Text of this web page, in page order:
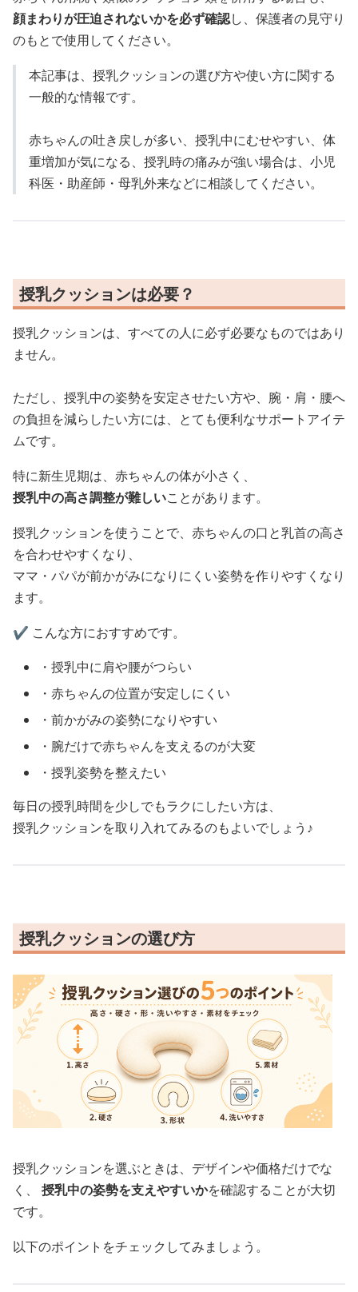
顔まわりが圧迫されないかを必ず確認し、保護者の見守り
のもとで使用してください。
本記事は、授乳クッションの選び方や使い方に関する
一般的な情報です。
赤ちゃんの吐き戻しが多い、授乳中にむせやすい、体
重増加が気になる、授乳時の痛みが強い場合は、小児
科医・助産師・母乳外来などに相談してください。
授乳クッションは必要？
授乳クッションは、すべての人に必ず必要なものではあり
ません。
ただし、授乳中の姿勢を安定させたい方や、腕・肩・腰へ
の負担を減らしたい方には、とても便利なサポートアイテ
ムです。
特に新生児期は、赤ちゃんの体が小さく、
授乳中の高さ調整が難しいことがあります。
授乳クッションを使うことで、赤ちゃんの口と乳首の高さ
を合わせやすくなり、
ママ・パパが前かがみになりにくい姿勢を作りやすくなり
ます。
✔️ こんな方におすすめです。
・授乳中に肩や腰がつらい
・赤ちゃんの位置が安定しにくい
・前かがみの姿勢になりやすい
・腕だけで赤ちゃんを支えるのが大変
・授乳姿勢を整えたい
毎日の授乳時間を少しでもラクにしたい方は、
授乳クッションを取り入れてみるのもよいでしょう♪
授乳クッションの選び方
授乳クッションを選ぶときは、デザインや価格だけでな
く、 授乳中の姿勢を支えやすいかを確認することが大切
です。
以下のポイントをチェックしてみましょう。